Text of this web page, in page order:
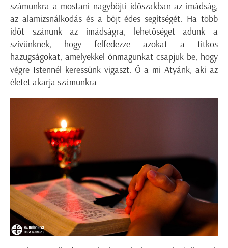
számunkra a mostani nagyböjti időszakban az imádság,
az alamizsnálkodás és a böjt édes segítségét. Ha több
időt szánunk az imádságra, lehetőséget adunk a
szívünknek, hogy felfedezze azokat a titkos
hazugságokat, amelyekkel önmagunkat csapjuk be, hogy
végre Istennél keressünk vigaszt. Ő a mi Atyánk, aki az
életet akarja számunkra.